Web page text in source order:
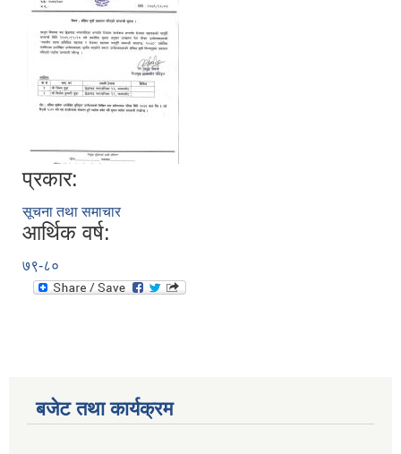
प्रकार:
सूचना तथा समाचार
आर्थिक वर्ष:
७९-८०
बजेट तथा कार्यक्रम